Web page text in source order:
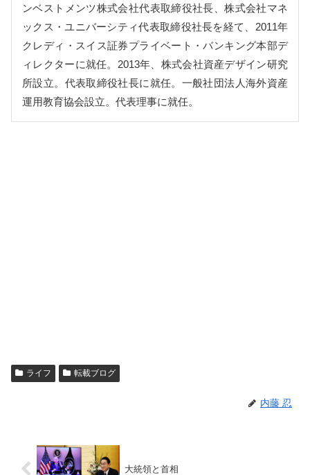
ンベストメンツ株式会社代表取締役社長、株式会社マネ
ックス・ユニバーシティ代表取締役社長を経て、2011年
クレディ・スイス証券プライベート・バンキング本部デ
ィレクターに就任。2013年、株式会社資産デザイン研究
所設立。代表取締役社長に就任。一般社団法人海外資産
運用教育協会設立。代表理事に就任。
ライフ 転載ブログ
内藤 忍
大統領と首相